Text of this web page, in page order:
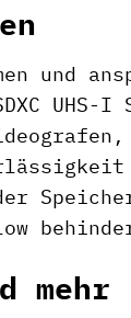
und
UHS-
mehr